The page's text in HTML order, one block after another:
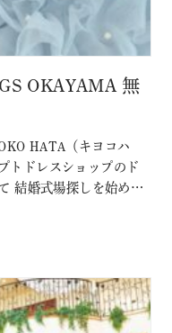
OKAYAMA 無
HATA（キヨコハ
トドレスショップのド
結婚式場探しを始めた
場探しと一緒にドレス
がります！ 他のドレス
れて着れるのは「ここ